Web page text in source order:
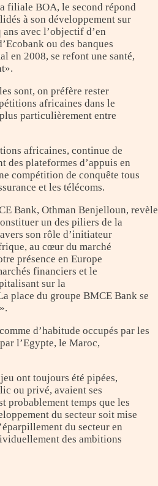
filiale BOA, le second répond
à son développement sur
avec l’objectif d’en
ou des banques
en 2008, se refont une santé,
sont, on préfère rester
africaines dans le
particulièrement entre
africaines, continue de
des plateformes d’appuis en
compétition de conquête tous
et les télécoms.
Bank, Othman Benjelloun, revèle
un des piliers de la
son rôle d’initiateur
au cœur du marché
présence en Europe
financiers et le
sur la
place du groupe BMCE Bank se
d’habitude occupés par les
l’Egypte, le Maroc,
ont toujours été pipées,
ou privé, avaient ses
probablement temps que les
du secteur soit mise
du secteur en
des ambitions